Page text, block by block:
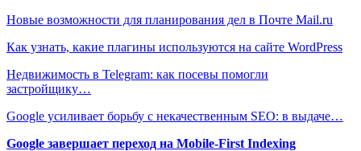
Новые возможности для планирования дел в Почте Mail.ru
Как узнать, какие плагины используются на сайте WordPress
Недвижимость в Telegram: как посевы помогли
застройщику…
Google усиливает борьбу с некачественным SEO: в выдаче…
Google завершает переход на Mobile-First Indexing